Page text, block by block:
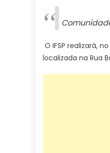
O IFSP realizará,
localizada na Rua